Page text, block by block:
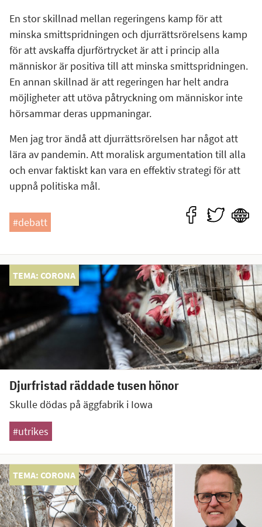
En stor skillnad mellan regeringens kamp för att
minska smittspridningen och djurrättsrörelsens kamp
för att avskaffa djurförtrycket är att i princip alla
människor är positiva till att minska smittspridningen.
En annan skillnad är att regeringen har helt andra
möjligheter att utöva påtryckning om människor inte
hörsammar deras uppmaningar.
Men jag tror ändå att djurrättsrörelsen har något att
lära av pandemin. Att moralisk argumentation till alla
och envar faktiskt kan vara en effektiv strategi för att
uppnå politiska mål.
#debatt
TEMA: CORONA
Djurfristad räddade tusen hönor
Skulle dödas på äggfabrik i Iowa
#utrikes
TEMA: CORONA